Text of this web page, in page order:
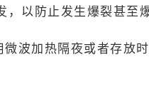
以防止发生爆裂甚至爆
波加热隔夜或者存放